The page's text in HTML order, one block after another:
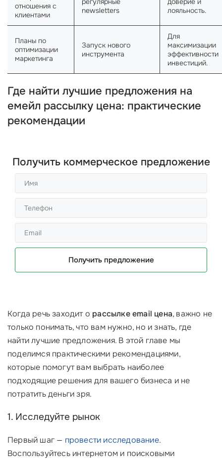
отношения с
клиентами
newsletters
лояльность.
Планы по
оптимизации
маркетинга
Запуск нового
инструмента
Для
максимизации
эффективности
инвестиций.
Где найти лучшие предложения на
емейл рассылку цена: практические
рекомендации
Получить коммерческое предложение
Получить предложение
Когда речь заходит о рассылке email цена, важно не
только понимать, что вам нужно, но и знать, где
найти лучшие предложения. В этой главе мы
поделимся практическими рекомендациями,
которые помогут вам выбрать наиболее
подходящие решения для вашего бизнеса и не
потратить деньги зря.
1. Исследуйте рынок
Первый шаг — провести исследование.
Воспользуйтесь интернетом и поисковыми